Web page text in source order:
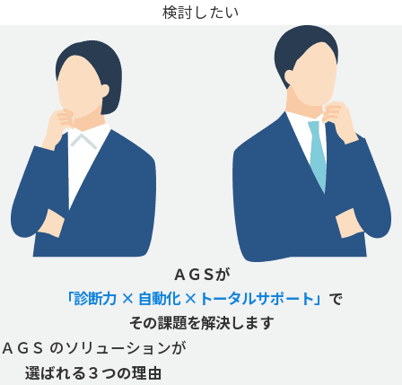
検討したい
ＡＧＳが
「診断力 × 自動化 ×トータルサポート」 で
その課題を解決します
ＡＧＳ のソリューションが
選ばれる３つの理由